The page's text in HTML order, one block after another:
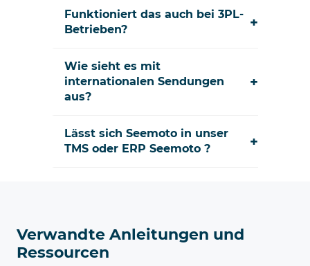
Funktioniert das auch bei 3PL-
Betrieben?
+
Wie sieht es mit
internationalen Sendungen
aus?
+
Lässt sich Seemoto in unser
TMS oder ERP Seemoto ?
+
Verwandte Anleitungen und
Ressourcen